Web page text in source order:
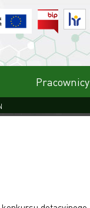
BIP
Pracownicy